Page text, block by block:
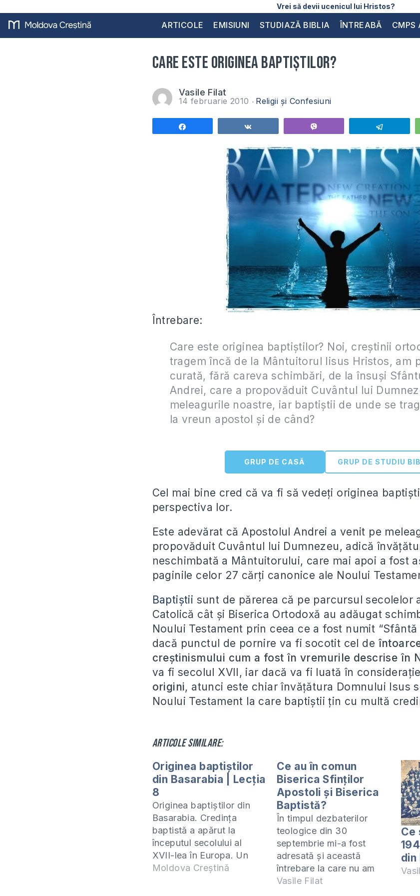
Vrei să devii ucenicul lui Hristos?
ARTICOLE EMISIUNI STUDIAZĂ BIBLIA ÎNTREABĂ CMPS
Care este originea Baptiştilor?
Vasile Filat
14 februarie 2010 Religii și Confesiuni
Întrebare:
Care este originea baptiştilor? Noi, creştinii
tragem încă de la Mântuitorul Iisus Hristos, am
curată, fără careva schimbări, de la însuşi
Andrei, care a propovăduit Cuvântul lui
meleagurile noastre, iar baptiştii de unde se
la vreun apostol şi de când?
GRUP DE CASĂ GRUP DE STUDIU
Cel mai bine cred că va fi să vedeţi originea
perspectiva lor.
Este adevărat că Apostolul Andrei a venit pe
propovăduit Cuvântul lui Dumnezeu, adică
neschimbată a Mântuitorului, care mai apoi a fost
paginile celor 27 cărţi canonice ale Noului
Baptiştii sunt de părerea că pe parcursul secolelor
Catolică cât şi Biserica Ortodoxă au adăugat
Noului Testament prin ceea ce a fost numit “Sfântă
dacă punctul de pornire va fi socotit cel de
creştinismului cum a fost în vremurile descrise în
va fi secolul XVII, iar dacă va fi luată în consideraţie
origini, atunci este chiar învăţătura Domnului Isus
Noului Testament la care baptiştii ţin cu multă
Articole similare:
Originea baptiștilor
din Basarabia | Lecția
8
Originea baptiștilor din
Basarabia. Credința
baptistă a apărut la
începutul secolului al
XVII-lea în Europa. Un
grup de puritani
Moldova Creștină
Ce au în comun
Biserica Sfinţilor
Apostoli şi Biserica
Baptistă?
În timpul dezbaterilor
teologice din 30
septembrie mi-a fost
adresată şi această
întrebare la care nu am
reuşit să dau atunci
Vasile Filat
Ce
din